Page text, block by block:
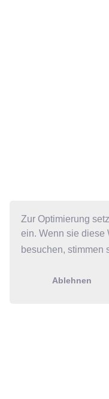
Zur Optimierung
ein. Wenn sie diese
besuchen, stimmen
Ablehnen